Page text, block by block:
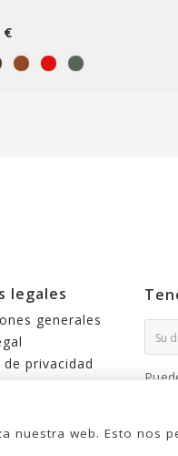
€
legales
generales
privacidad
cookies
nuestra web. Esto nos